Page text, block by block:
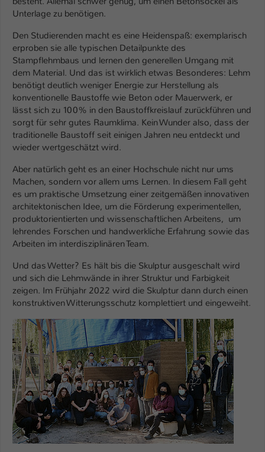
Show larger version
Unterlage zu benötigen.
Den Studierenden macht es eine Heidenspaß: exemplarisch
erproben sie alle typischen Detailpunkte des
Stampflehmbaus und lernen den generellen Umgang mit
dem Material. Und das ist wirklich etwas Besonderes: Lehm
benötigt deutlich weniger Energie zur Herstellung als
konventionelle Baustoffe wie Beton oder Mauerwerk, er
lässt sich zu 100% in den Baustoffkreislauf zurückführen und
sorgt für sehr gutes Raumklima. Kein Wunder also, dass der
traditionelle Baustoff seit einigen Jahren neu entdeckt und
wieder wertgeschätzt wird.
Aber natürlich geht es an einer Hochschule nicht nur ums
Machen, sondern vor allem ums Lernen. In diesem Fall geht
es um praktische Umsetzung einer zeitgemäßen innovativen
architektonischen Idee, um die Förderung experimentellen,
produktorientierten und wissenschaftlichen Arbeitens, um
lehrendes Forschen und handwerkliche Erfahrung sowie das
Arbeiten im interdisziplinären Team.
Und das Wetter? Es hält bis die Skulptur ausgeschalt wird
und sich die Lehmwände in ihrer Struktur und Farbigkeit
zeigen. Im Frühjahr 2022 wird die Skulptur dann durch einen
konstruktiven Witterungsschutz komplettiert und eingeweiht.
Einstellungen. Unter anderem eine zufällig
generierte ID, für die historische
Einstellungen, falls der Webseiten-
Betreiber dies eingestellt hat.
Name fe_typo_user / PHPSESSID
Anbieter TYPO3
Laufzeit 1 Woche
Zweck
Dieses Cookie ist ein Standard-Session-
Cookie von TYPO3. Es speichert im Fall
eines Intranet-Logins die Session-ID. So
kann der eingeloggte Benutzer
wiedererkannt werden und es wird ihm
Zugang zu geschützten Bereichen
gewährt.
Name be_typo_user
TYPO3
Laufzeit 1 Tag
Zweck
Dieser Cookie teilt der Webseite mit, ob
ein Besucher im Typo3-Backend
angemeldet ist und Rechte besitzt diese
zu verwalten.